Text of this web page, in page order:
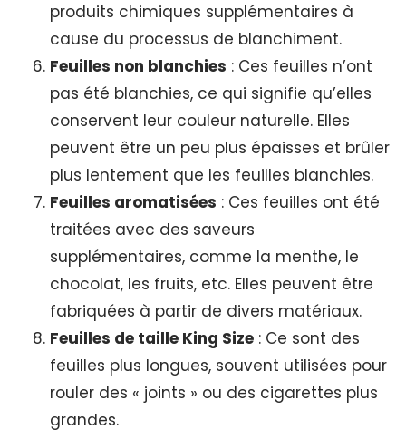
produits chimiques supplémentaires à
cause du processus de blanchiment.
Feuilles non blanchies : Ces feuilles n’ont
pas été blanchies, ce qui signifie qu’elles
conservent leur couleur naturelle. Elles
peuvent être un peu plus épaisses et brûler
plus lentement que les feuilles blanchies.
Feuilles aromatisées : Ces feuilles ont été
traitées avec des saveurs
supplémentaires, comme la menthe, le
chocolat, les fruits, etc. Elles peuvent être
fabriquées à partir de divers matériaux.
Feuilles de taille King Size : Ce sont des
feuilles plus longues, souvent utilisées pour
rouler des « joints » ou des cigarettes plus
grandes.